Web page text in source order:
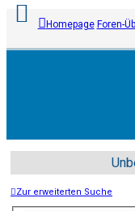
Themen
Homepage Foren-
Zur erweiterten Suche